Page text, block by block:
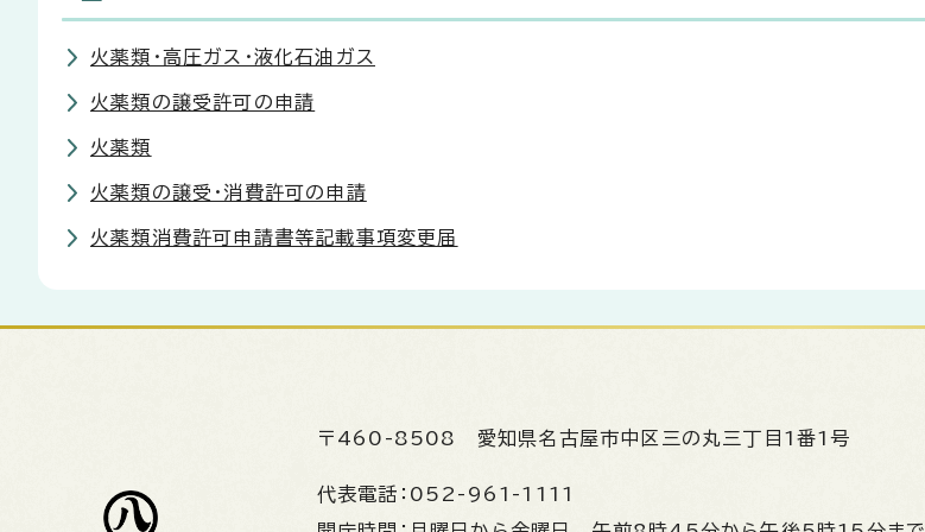
火薬類・高圧ガス・液化石油ガス
火薬類の譲受許可の申請
火薬類
火薬類の譲受・消費許可の申請
火薬類消費許可申請書等記載事項変更届
〒460-8508 愛知県名古屋市中区三の丸三丁目1番1号
代表電話： 052-961-1111